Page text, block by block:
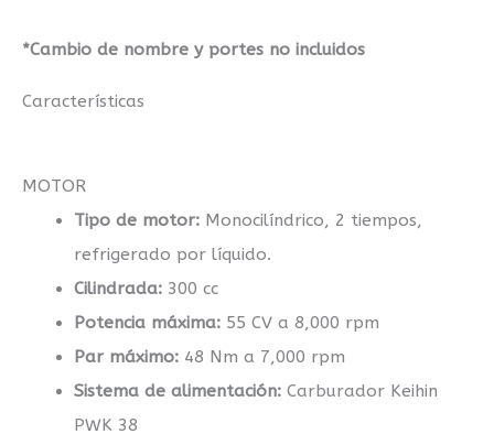
*Cambio de nombre y portes no incluidos
Características
MOTOR
Tipo de motor:Monocilíndrico, 2 tiempos,
refrigerado por líquido.
Cilindrada:300 cc
Potencia máxima:55 CV a 8,000 rpm
Par máximo:48 Nm a 7,000 rpm
Sistema de alimentación:Carburador Keihin
PWK 38